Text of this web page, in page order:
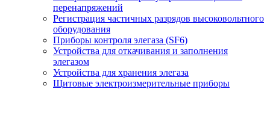
перенапряжений
Регистрация частичных разрядов высоковольтного
оборудования
Приборы контроля элегаза (SF6)
Устройства для откачивания и заполнения
элегазом
Устройства для хранения элегаза
Щитовые электроизмерительные приборы